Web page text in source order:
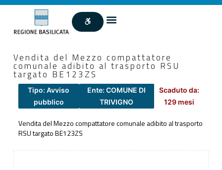
Vendita del Mezzo compattatore
comunale adibito al trasporto RSU
targato BE123ZS
Tipo: Avviso
pubblico
Ente: COMUNE DI
TRIVIGNO
Scaduto da:
129 mesi
Vendita del Mezzo compattatore comunale adibito al trasporto
RSU targato BE123ZS